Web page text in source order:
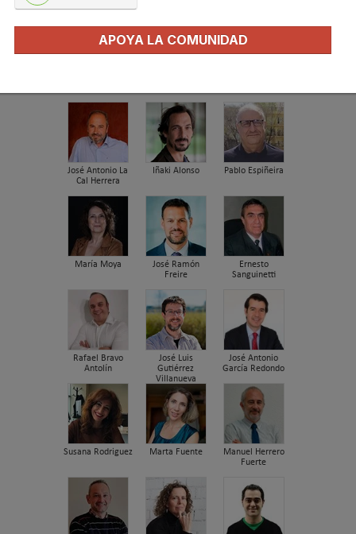
soluciones
Haier Perla Premium S: Confort, eficiencia y
tecnología para…
José Antonio La
Cal Herrera
Iñaki Alonso Pablo Espiñeira
María Moya
José Ramón
Freire
Ernesto
Sanguinetti
Rafael Bravo
Antolín
José Luis
Gutiérrez
Villanueva
José Antonio
García Redondo
Susana Rodriguez Marta Fuente
Manuel Herrero
Fuerte
APOYA LA COMUNIDAD